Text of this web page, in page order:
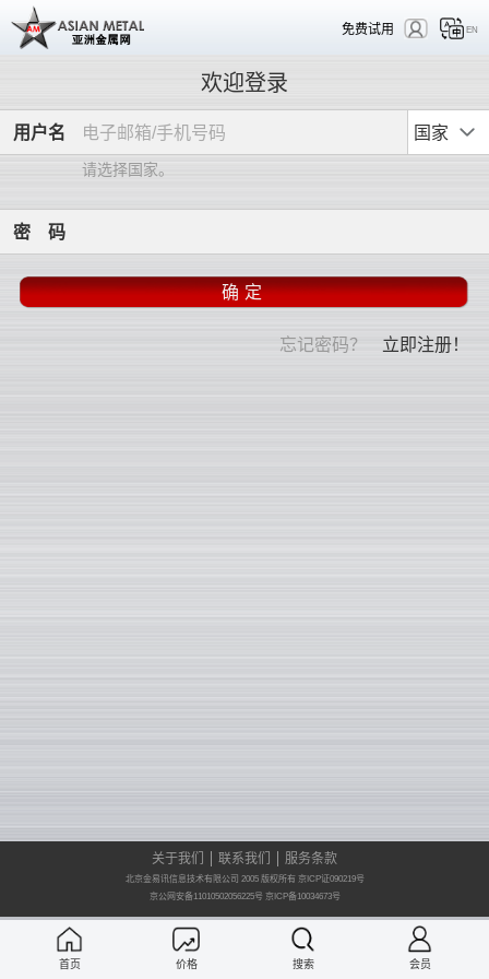
免费试用 EN
欢迎登录
用户名 国家
请选择国家。
密 码
忘记密码？ 立即注册！
首页 价格 搜索 会员
关于我们 联系我们 服务条款
北京金易讯信息技术有限公司 2005 版权所有 京ICP证090219号
京公网安备11010502056225号京ICP备10034673号